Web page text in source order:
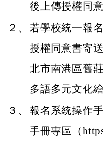
後上傳授權同
２、 若學校統一報
授權同意書寄
北市南港區舊
多語多元文化
３、 報名系統操作
手冊專區（